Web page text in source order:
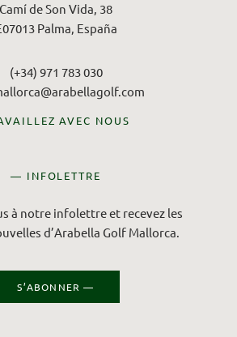
Camí de Son Vida, 38
Palma, España
(+34) 971 783 030
AVEC NOUS
— INFOLETTRE
à notre infolettre et recevez les
d’Arabella Golf Mallorca.
S’ABONNER —